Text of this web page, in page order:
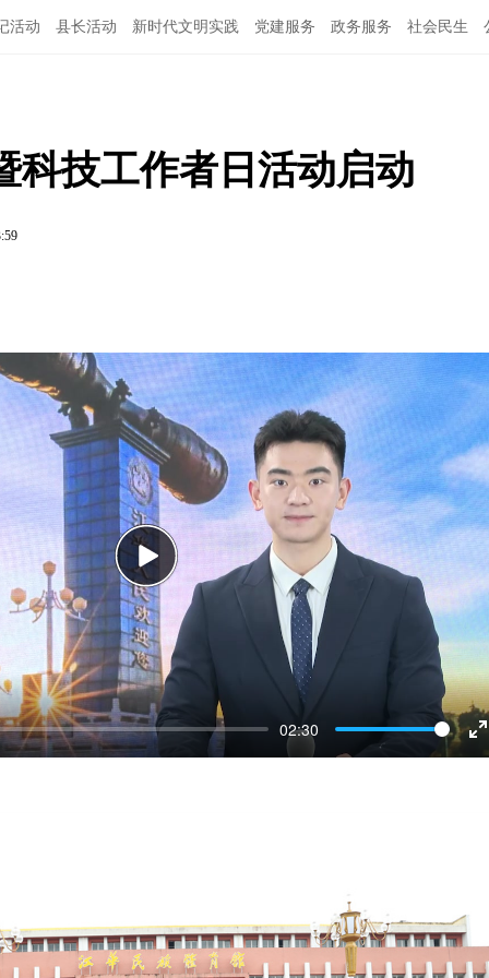
活动 县长活动 新时代文明实践 党建服务 政务服务 社会民生
科技工作者日活动启动
02:30
Play